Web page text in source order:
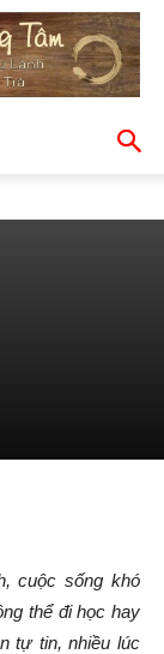
cuộc sống khó
thể đi học hay
tự tin, nhiều lúc